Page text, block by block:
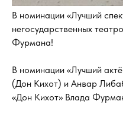
В номинации «Лучший
негосударственных
Фурмана!
В номинации «Лучший
(Дон Кихот) и Анвар
«Дон Кихот» Влада